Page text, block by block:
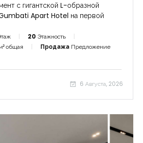
с гигантской L-образной
Apart Hotel на первой
20 Этажность
общая Продажа Предложение
6 Августа, 2026